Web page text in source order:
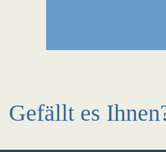
Gefällt es